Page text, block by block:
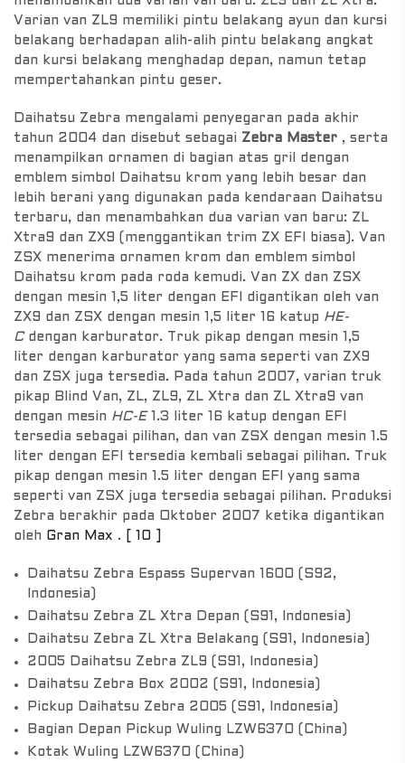
Varian van ZL9 memiliki pintu belakang ayun dan kursi
belakang berhadapan alih-alih pintu belakang angkat
dan kursi belakang menghadap depan, namun tetap
mempertahankan pintu geser.
Daihatsu Zebra mengalami penyegaran pada akhir
tahun 2004 dan disebut sebagai Zebra Master , serta
menampilkan ornamen di bagian atas gril dengan
emblem simbol Daihatsu krom yang lebih besar dan
lebih berani yang digunakan pada kendaraan Daihatsu
terbaru, dan menambahkan dua varian van baru: ZL
Xtra9 dan ZX9 (menggantikan trim ZX EFI biasa). Van
ZSX menerima ornamen krom dan emblem simbol
Daihatsu krom pada roda kemudi. Van ZX dan ZSX
dengan mesin 1,5 liter dengan EFI digantikan oleh van
ZX9 dan ZSX dengan mesin 1,5 liter 16 katup HE-
Cdengan karburator. Truk pikap dengan mesin 1,5
liter dengan karburator yang sama seperti van ZX9
dan ZSX juga tersedia. Pada tahun 2007, varian truk
pikap Blind Van, ZL, ZL9, ZL Xtra dan ZL Xtra9 van
dengan mesin HC-E 1.3 liter 16 katup dengan EFI
tersedia sebagai pilihan, dan van ZSX dengan mesin 1.5
liter dengan EFI tersedia kembali sebagai pilihan. Truk
pikap dengan mesin 1.5 liter dengan EFI yang sama
seperti van ZSX juga tersedia sebagai pilihan. Produksi
Zebra berakhir pada Oktober 2007 ketika digantikan
oleh Gran Max . [ 10 ]
Daihatsu Zebra Espass Supervan 1600 (S92,
Indonesia)
Daihatsu Zebra ZL Xtra Depan (S91, Indonesia)
Daihatsu Zebra ZL Xtra Belakang (S91, Indonesia)
2005 Daihatsu Zebra ZL9 (S91, Indonesia)
Daihatsu Zebra Box 2002 (S91, Indonesia)
Pickup Daihatsu Zebra 2005 (S91, Indonesia)
Bagian Depan Pickup Wuling LZW6370 (China)
Kotak Wuling LZW6370 (China)